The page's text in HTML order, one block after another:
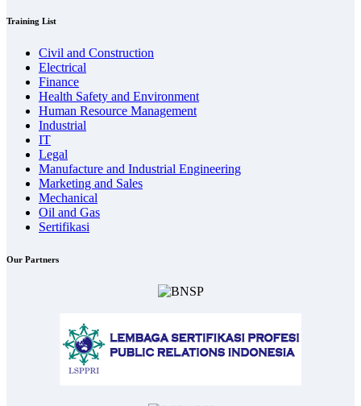
Training List
Civil and Construction
Electrical
Finance
Health Safety and Environment
Human Resource Management
Industrial
IT
Legal
Manufacture and Industrial Engineering
Marketing and Sales
Mechanical
Oil and Gas
Sertifikasi
Our Partners